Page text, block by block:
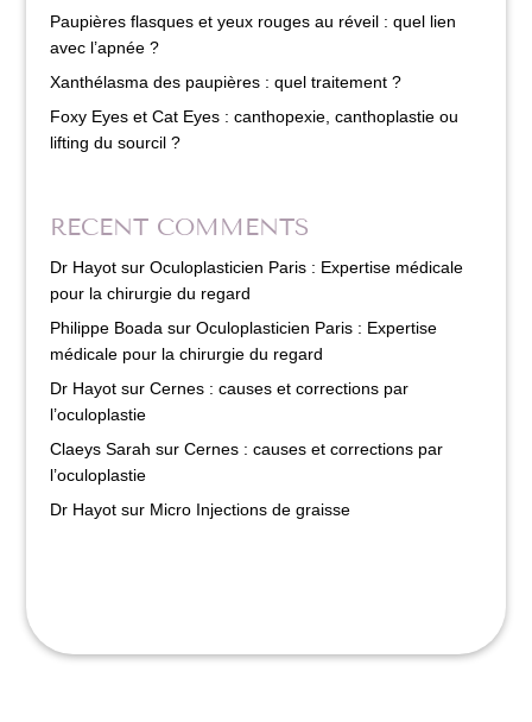
Paupières flasques et yeux rouges au réveil : quel lien
avec l’apnée ?
Xanthélasma des paupières : quel traitement ?
Foxy Eyes et Cat Eyes : canthopexie, canthoplastie ou
lifting du sourcil ?
RECENT COMMENTS
Dr Hayot surOculoplasticien Paris : Expertise médicale
pour la chirurgie du regard
Philippe Boada surOculoplasticien Paris : Expertise
médicale pour la chirurgie du regard
Dr Hayot surCernes : causes et corrections par
l’oculoplastie
Claeys Sarah surCernes : causes et corrections par
l’oculoplastie
Dr Hayot sur Micro Injections de graisse